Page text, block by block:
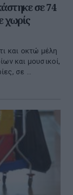
σε 74
χωρίς
και οκτώ μέλη
και μουσικοί,
σε ...